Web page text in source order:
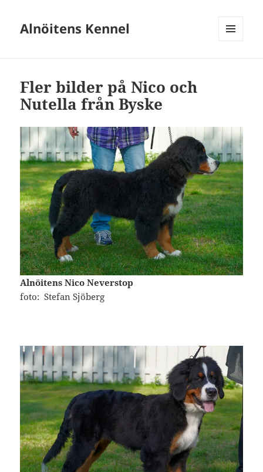
Alnöitens Kennel
Fler bilder på Nico och
Nutella från Byske
Alnöitens Nico Neverstop
foto: Stefan Sjöberg